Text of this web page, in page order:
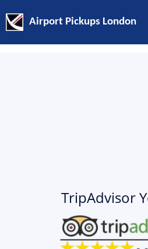
Airport Pickups London
TripAdvisor